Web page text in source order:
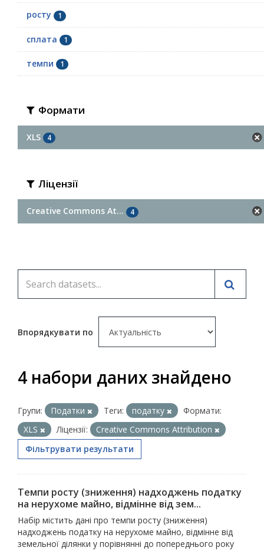
росту 1
сплата 1
темпи 1
Формати
XLS 4
Ліцензії
Creative Commons At... 4
Впорядкувати по
4 набори даних знайдено
Групи: Податки Теги: податку
Формати:
XLS
Ліцензії:
Creative Commons Attribution
Фільтрувати результати
Темпи росту (зниження) надходжень податку
на нерухоме майно, відмінне від зем...
Набір містить дані про темпи росту (зниження)
надходжень податку на нерухоме майно, відмінне від
земельної ділянки у порівнянні до попереднього року